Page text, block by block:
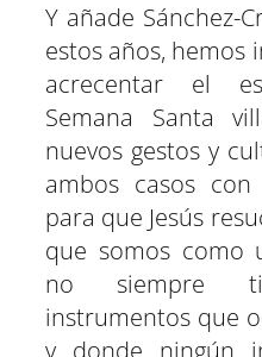
Y añade Sánchez-
estos años,
acrecentar el
Semana Santa
nuevos gestos y
ambos casos
para que Jesús
que somos como
no siempre
instrumentos que
y donde ningún